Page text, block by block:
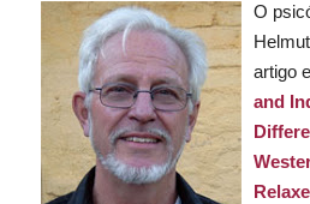
O
artigo
and